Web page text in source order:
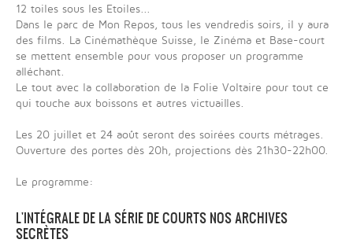
12 toiles sous les Etoiles...
Dans le parc de Mon Repos, tous les vendredis soirs, il y aura
des films. La Cinémathèque Suisse, le Zinéma et Base-court
se mettent ensemble pour vous proposer un programme
alléchant.
Le tout avec la collaboration de la Folie Voltaire pour tout ce
qui touche aux boissons et autres victuailles.
Les 20 juillet et 24 août seront des soirées courts métrages.
Ouverture des portes dès 20h, projections dès 21h30-22h00.
Le programme:
L'INTÉGRALE DE LA SÉRIE DE COURTS NOS ARCHIVES
SECRÈTES